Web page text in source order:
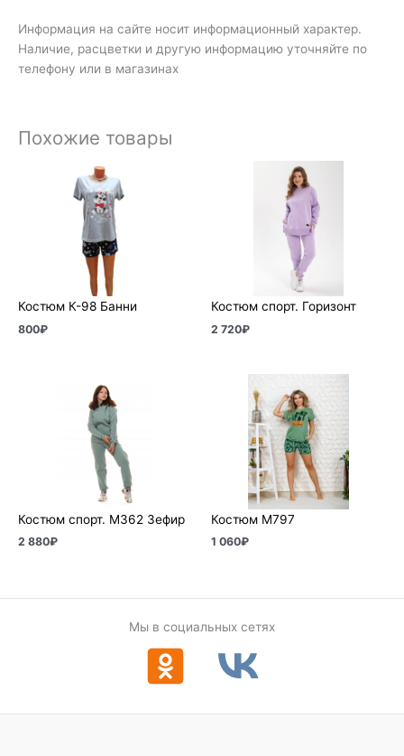
Информация на сайте носит информационный характер.
Наличие, расцветки и другую информацию уточняйте по
телефону или в магазинах
Похожие товары
Костюм К-98 Банни
800₽
Костюм спорт. Горизонт
2 720₽
Костюм спорт. М362 Зефир
2 880₽
Костюм М797
1 060₽
Мы в социальных сетях